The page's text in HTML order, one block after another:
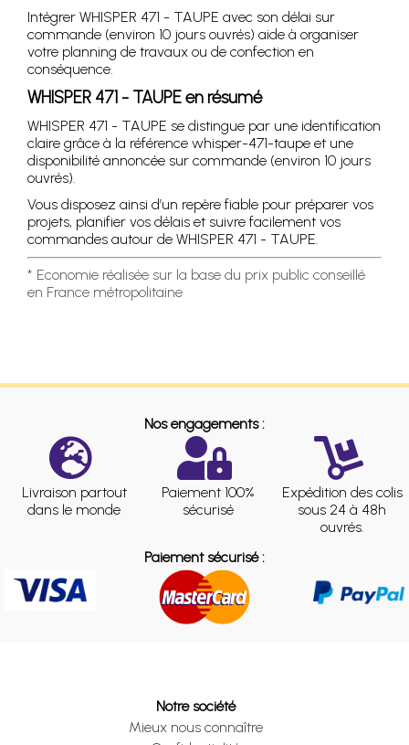
Intégrer WHISPER 471 - TAUPE avec son délai sur
commande (environ 10 jours ouvrés) aide à organiser
votre planning de travaux ou de confection en
conséquence.
WHISPER 471 - TAUPE en résumé
WHISPER 471 - TAUPE se distingue par une identification
claire grâce à la référence whisper-471-taupe et une
disponibilité annoncée sur commande (environ 10 jours
ouvrés).
Vous disposez ainsi d’un repère fiable pour préparer vos
projets, planifier vos délais et suivre facilement vos
commandes autour de WHISPER 471 - TAUPE.
* Economie réalisée sur la base du prix public conseillé
en France métropolitaine
Nos engagements :
Livraison partout
dans le monde
Paiement 100%
sécurisé
Expédition des colis
sous 24 à 48h
ouvrés.
Paiement sécurisé :
Notre société
Mieux nous connaître